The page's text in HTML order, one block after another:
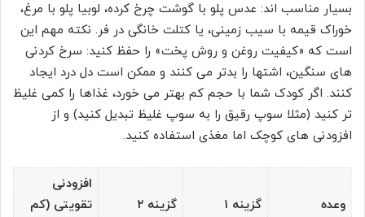
بسیار مناسب اند: عدس پلو با گوشت چرخ کرده، لوبیا پلو با مرغ،
خوراک قیمه با سیب زمینی، یا کتلت خانگی در فر. نکته مهم این
است که «کیفیت روغن و روش پخت» را حفظ کنید: سرخ کردنی
های سنگین، اشتها را بدتر می کنند و ممکن است دل درد ایجاد
کنند. اگر کودک شما با حجم کم بهتر می خورد، غذاها را کمی غلیظ
تر کنید (مثلا سوپ رقیق را به سوپ غلیظ تبدیل کنید) و از
افزودنی های کوچک اما مغذی استفاده کنید.
وعده گزینه ۱ گزینه ۲
افزودنی
تقویتی (کم